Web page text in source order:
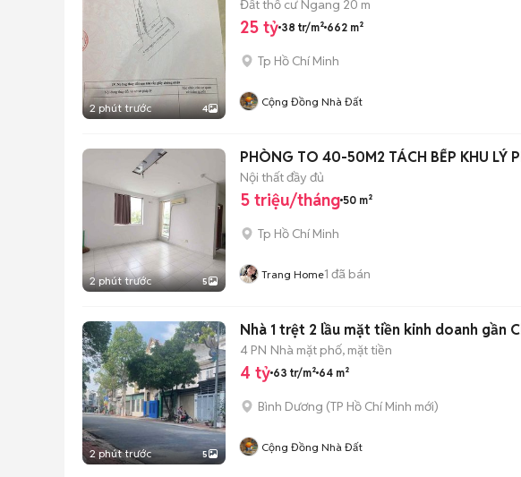
2 phút trước 4
Đất thổ cư Ngang 20 m
25 tỷ 38 tr/m² 662 m²
Tp Hồ Chí Minh
Cộng Đồng Nhà Đất
2 phút trước 5
PHÒNG TO 40-50M2 TÁCH BẾP KHU LÝ
Nội thất đầy đủ
5 triệu/tháng 50 m²
Tp Hồ Chí Minh
Trang Home1 đã bán
2 phút trước 5
Nhà 1 trệt 2 lầu mặt tiền kinh doanh gần
4 PN Nhà mặt phố, mặt tiền
4 tỷ 63 tr/m² 64 m²
Bình Dương (TP Hồ Chí Minh mới)
Cộng Đồng Nhà Đất